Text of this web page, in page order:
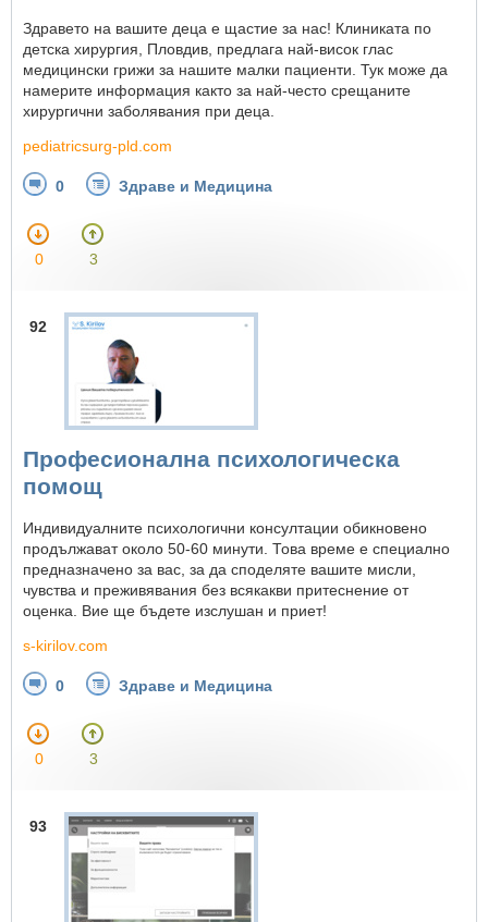
Здравето на вашите деца е щастие за нас! Клиниката по
детска хирургия, Пловдив, предлага най-висок глас
медицински грижи за нашите малки пациенти. Тук може да
намерите информация както за най-често срещаните
хирургични заболявания при деца.
pediatricsurg-pld.com
0 Здраве и Медицина
0 3
92
Професионална психологическа
помощ
Индивидуалните психологични консултации обикновено
продължават около 50-60 минути. Това време е специално
предназначено за вас, за да споделяте вашите мисли,
чувства и преживявания без всякакви притеснение от
оценка. Вие ще бъдете изслушан и приет!
s-kirilov.com
0 Здраве и Медицина
0 3
93